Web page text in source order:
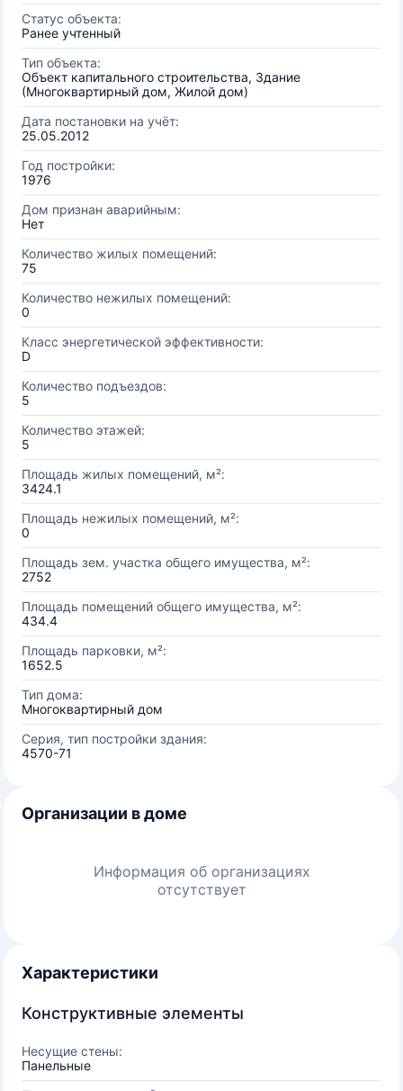
Статус объекта:
Ранее учтенный
Тип объекта:
Объект капитального строительства, Здание
(Многоквартирный дом, Жилой дом)
Дата постановки на учёт:
25.05.2012
Год постройки:
1976
Дом признан аварийным:
Нет
Количество жилых помещений:
75
Количество нежилых помещений:
0
Класс энергетической эффективности:
D
Количество подъездов:
5
Количество этажей:
5
Площадь жилых помещений, м²:
3424.1
Площадь нежилых помещений, м²:
0
Площадь зем. участка общего имущества, м²:
2752
Площадь помещений общего имущества, м²:
434.4
Площадь парковки, м²:
1652.5
Тип дома:
Многоквартирный дом
Серия, тип постройки здания:
4570-71
Организации в доме
Информация об организациях
отсутствует
Характеристики
Конструктивные элементы
Несущие стены:
Панельные